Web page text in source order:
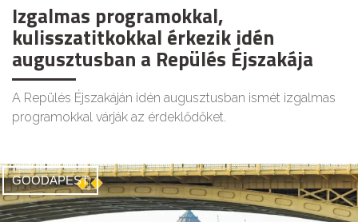
Izgalmas programokkal,
kulisszatitkokkal érkezik idén
augusztusban a Repülés Éjszakája
A Repülés Éjszakáján idén augusztusban ismét izgalmas
programokkal várják az érdeklődőket.
GOODAPEST